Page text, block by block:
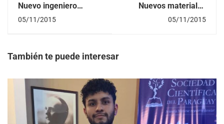
Nuevo ingeniero
civil realizó cálculo y
diseño de elementos
05/11/2015
Nuevos materiales
bibliográficos en
Biblioteca
05/11/2015
También te puede interesar